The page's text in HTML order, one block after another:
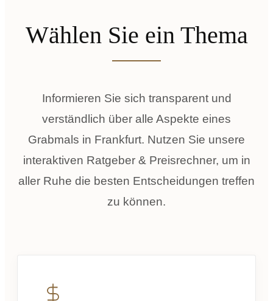
Wählen Sie ein Thema
Informieren Sie sich transparent und
verständlich über alle Aspekte eines
Grabmals in Frankfurt. Nutzen Sie unsere
interaktiven Ratgeber & Preisrechner, um in
aller Ruhe die besten Entscheidungen treffen
zu können.